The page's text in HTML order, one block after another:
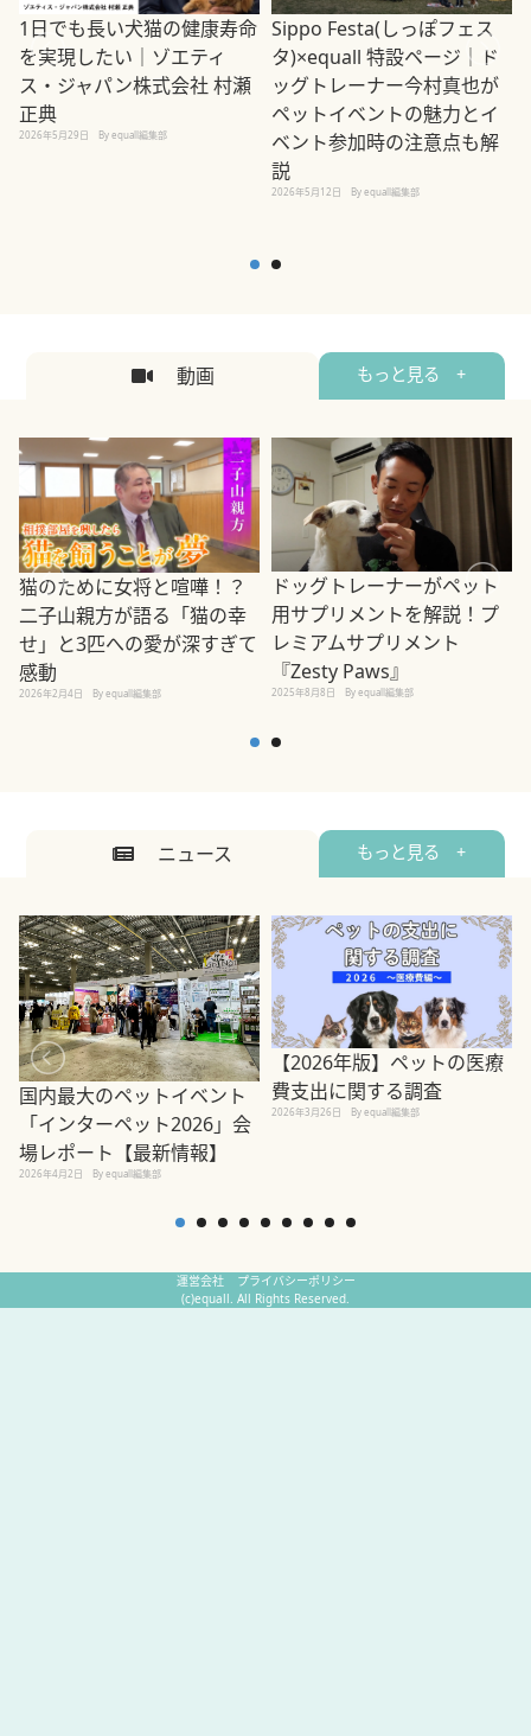
1日でも長い犬猫の健康寿命
を実現したい｜ゾエティ
ス・ジャパン株式会社 村瀬
正典
2026年5月29日 By equall編集部
Sippo Festa(しっぽフェス
タ)×equall 特設ページ｜ド
ッグトレーナー今村真也が
ペットイベントの魅力とイ
ベント参加時の注意点も解
説
2026年5月12日 By equall編集部
動画 もっと見る +
猫のために女将と喧嘩！？
二子山親方が語る「猫の幸
せ」と3匹への愛が深すぎて
感動
2026年2月4日 By equall編集部
ドッグトレーナーがペット
用サプリメントを解説！プ
レミアムサプリメント
『Zesty Paws』
2025年8月8日 By equall編集部
ニュース もっと見る +
国内最大のペットイベント
「インターペット2026」会
場レポート【最新情報】
2026年4月2日 By equall編集部
【2026年版】ペットの医療
費支出に関する調査
2026年3月26日 By equall編集部
運営会社
プライバシーポリシー
(c)equall. All Rights Reserved.